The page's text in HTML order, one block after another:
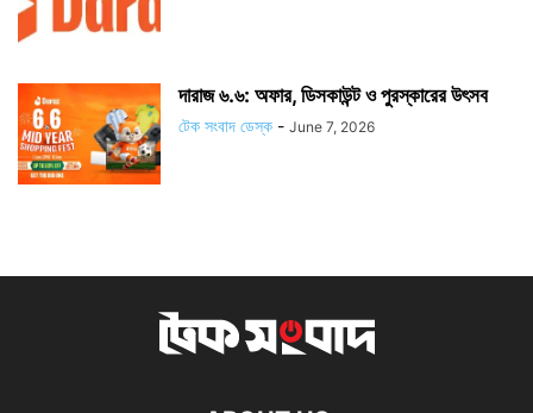
দারাজ ৬.৬: অফার, ডিসকাউন্ট ও পুরস্কারের উৎসব
টেক সংবাদ ডেস্ক - June 7, 2026